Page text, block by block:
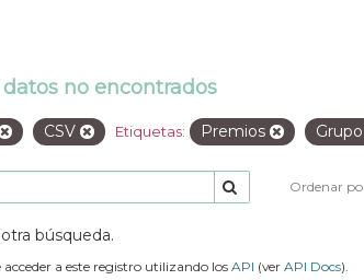
no encontrados
CSV Etiquetas: Premios
Ordenar
búsqueda.
a este registro utilizando losAPI (ver API Docs).